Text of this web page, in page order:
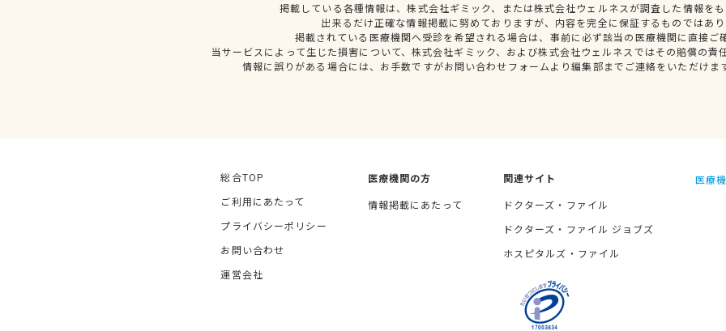
掲載している各種情報は、株式会社ギミック、または株式会社ウェルネスが調査した情報を
出来るだけ正確な情報掲載に努めておりますが、内容を完全に保証するものではあ
掲載されている医療機関へ受診を希望される場合は、事前に必ず該当の医療機関に直接ご
当サービスによって生じた損害について、株式会社ギミック、および株式会社ウェルネスではその賠償の責
情報に誤りがある場合には、お手数ですがお問い合わせフォームより編集部までご連絡をいただけま
総合TOP
ご利用にあたって
プライバシーポリシー
お問い合わせ
運営会社
医療機関の方
情報掲載にあたって
関連サイト
ドクターズ・ファイル
ドクターズ・ファイル ジョブズ
ホスピタルズ・ファイル
医療